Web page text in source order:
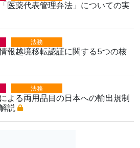
医薬代表管理弁法」についての実
法務
報越境移転認証に関する5つの核
法務
よる両用品目の日本への輸出規制
説